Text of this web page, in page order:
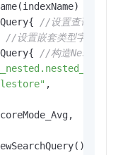
//设置查询类型
//设置嵌套类型字段的路
//构造
,